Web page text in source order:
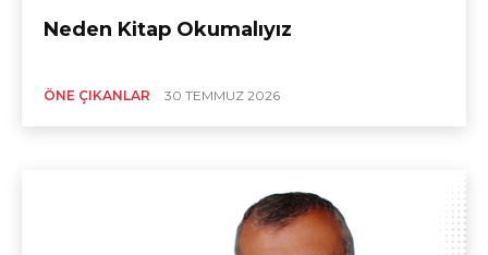
Neden Kitap Okumalıyız
ÖNE ÇIKANLAR 30 TEMMUZ 2026